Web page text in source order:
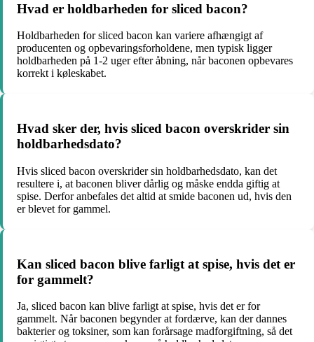
Hvad er holdbarheden for sliced bacon?
Holdbarheden for sliced bacon kan variere afhængigt af
producenten og opbevaringsforholdene, men typisk ligger
holdbarheden på 1-2 uger efter åbning, når baconen opbevares
korrekt i køleskabet.
Hvad sker der, hvis sliced bacon overskrider sin
holdbarhedsdato?
Hvis sliced bacon overskrider sin holdbarhedsdato, kan det
resultere i, at baconen bliver dårlig og måske endda giftig at
spise. Derfor anbefales det altid at smide baconen ud, hvis den
er blevet for gammel.
Kan sliced bacon blive farligt at spise, hvis det er
for gammelt?
Ja, sliced bacon kan blive farligt at spise, hvis det er for
gammelt. Når baconen begynder at fordærve, kan der dannes
bakterier og toksiner, som kan forårsage madforgiftning, så det